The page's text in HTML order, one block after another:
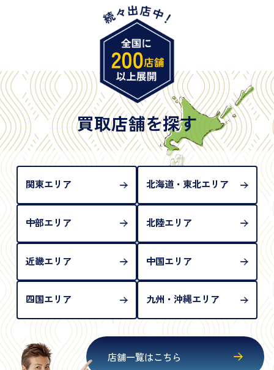
・旧パスポート
※原則として「公的機関が発行し、氏名、住所、生
年月日が記載されているもの
※日本国政府発行のもの
※2020年2月4日以降に申請された新型パスポートに
は「所持人記入欄（住所記載欄）」が存在しないた
め、単体では古物営業法上の本人確認書類として認
められない（住所確認ができないため）。補助書類
が必要となります
買取店舗を探す
関東エリア 北海道・東北エリア
中部エリア 北陸エリア
近畿エリア 中国エリア
四国エリア 九州・沖縄エリア
店舗一覧はこちら